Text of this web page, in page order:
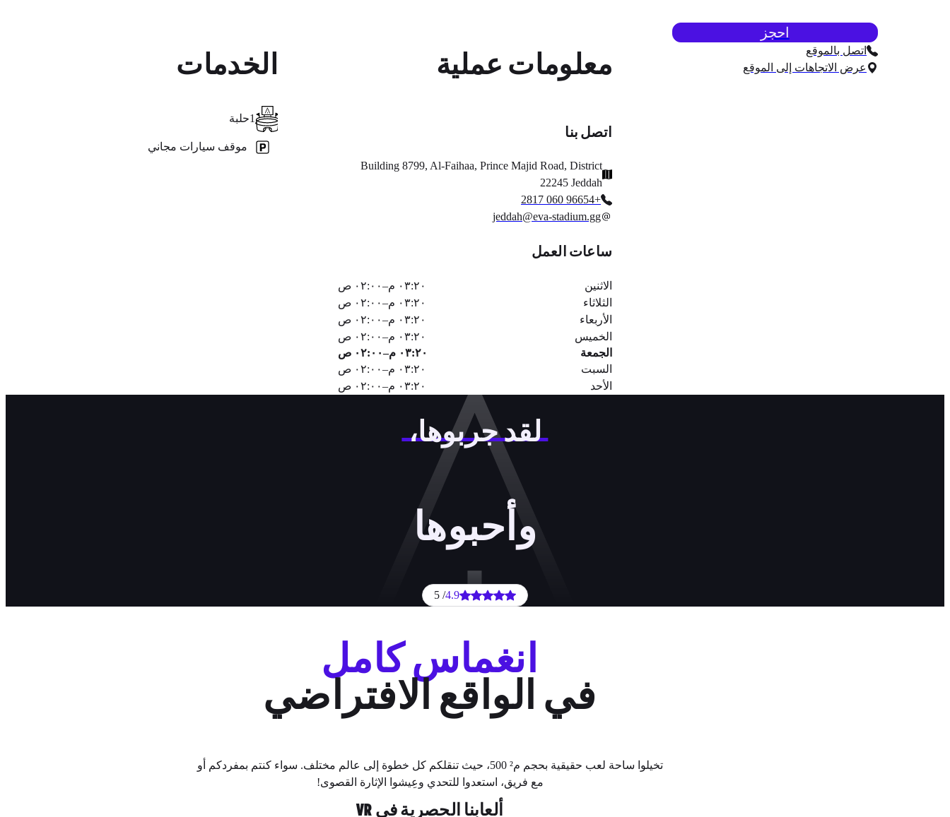
احجز
اتصل بالموقع
عرض الاتجاهات إلى الموقع
معلومات عملية
اتصل بنا
Building 8799, Al-Faihaa, Prince Majid Road, District
22245 Jeddah
+96654 060 2817
jeddah@eva-stadium.gg
ساعات العمل
الاثنين ٠٣:٢٠ م –٠٢:٠٠ ص
الثلاثاء
٠٣:٢٠ م –٠٢:٠٠ ص
الأربعاء
٠٣:٢٠ م –٠٢:٠٠ ص
الخميس
٠٣:٢٠ م –٠٢:٠٠ ص
الجمعة
٠٣:٢٠ م –٠٢:٠٠ ص
السبت
٠٣:٢٠ م –٠٢:٠٠ ص
الأحد
٠٣:٢٠ م –٠٢:٠٠ ص
الخدمات
1حلبة
موقف سيارات مجاني
لقد جربوها،
وأحبوها
4.9
/ 5
انغماس كامل
في الواقع الافتراضي
تخيلوا ساحة لعب حقيقية بحجم م² 500، حيث تنقلكم كل خطوة إلى عالم مختلف. سواء كنتم بمفردكم أو
مع فريق، استعدوا للتحدي وعِيشوا الإثارة القصوى!
ألعابنا الحصرية في VR